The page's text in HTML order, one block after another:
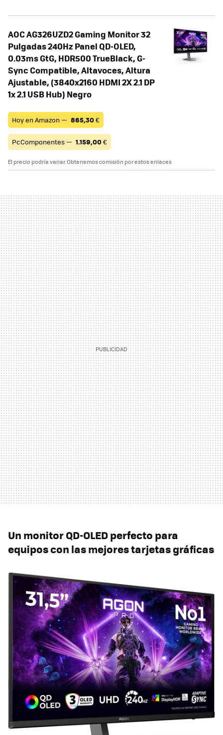
AOC AG326UZD2 Gaming Monitor 32
Pulgadas 240Hz Panel QD-OLED,
0.03ms GtG, HDR500 TrueBlack, G-
Sync Compatible, Altavoces, Altura
Ajustable, (3840x2160 HDMI 2X 2.1 DP
1x 2.1 USB Hub) Negro
Hoy en Amazon — 865,30€
PcComponentes — 1.159,00€
El precio podría variar. Obtenemos comisión por estos enlaces
Un monitor QD-OLED perfecto para
equipos con las mejores tarjetas gráficas